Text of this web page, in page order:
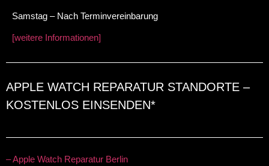
Samstag – Nach Terminvereinbarung
[weitere Informationen]
APPLE WATCH REPARATUR STANDORTE –
KOSTENLOS EINSENDEN*
– Apple Watch Reparatur Berlin